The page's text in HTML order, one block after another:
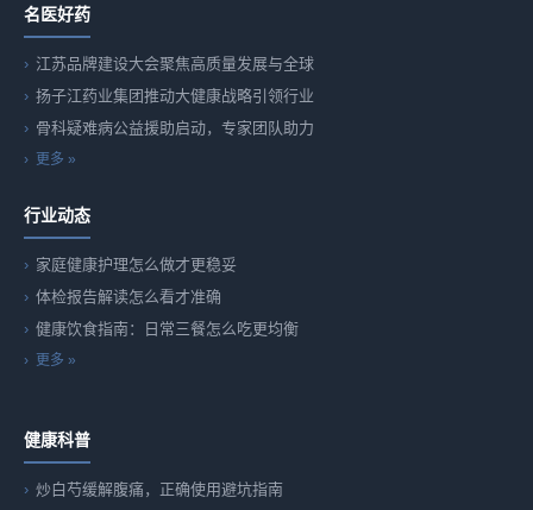
名医好药
江苏品牌建设大会聚焦高质量发展与全球
扬子江药业集团推动大健康战略引领行业
骨科疑难病公益援助启动，专家团队助力
更多 »
行业动态
家庭健康护理怎么做才更稳妥
体检报告解读怎么看才准确
健康饮食指南：日常三餐怎么吃更均衡
更多 »
健康科普
炒白芍缓解腹痛，正确使用避坑指南